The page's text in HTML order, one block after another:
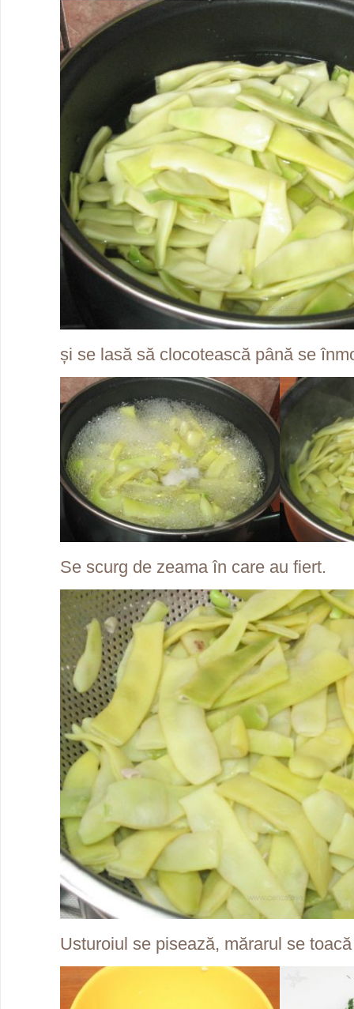
și se lasă să clocotească până se
Se scurg de zeama în care au fiert.
Usturoiul se pisează, mărarul se